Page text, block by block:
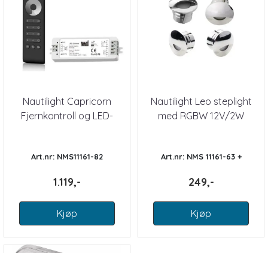
Nautilight Capricorn
Fjernkontroll og LED-
Art.nr: NMS11161-82
1.119,-
Kjøp
Nautilight Leo steplight
med RGBW 12V/2W
Art.nr: NMS 11161-63 +
249,-
Kjøp